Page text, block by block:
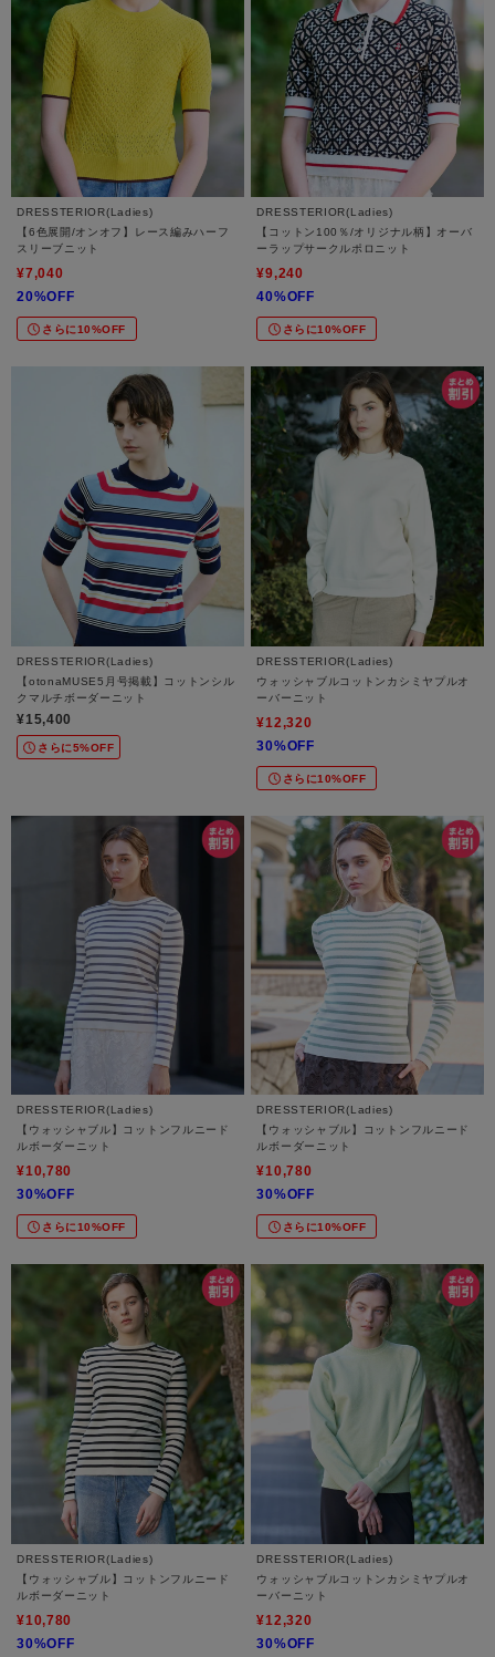
DRESSTERIOR(Ladies)
【6色展開/オンオフ】レース編みハーフ
スリーブニット
¥7,040
20%OFF
さらに10%OFF
DRESSTERIOR(Ladies)
【コットン100％/オリジナル柄】オーバ
ーラップサークルポロニット
¥9,240
40%OFF
さらに10%OFF
DRESSTERIOR(Ladies)
【otonaMUSE5月号掲載】コットンシル
クマルチボーダーニット
¥15,400
さらに5%OFF
DRESSTERIOR(Ladies)
ウォッシャブルコットンカシミヤプルオ
ーバーニット
¥12,320
30%OFF
さらに10%OFF
DRESSTERIOR(Ladies)
【ウォッシャブル】コットンフルニード
ルボーダーニット
¥10,780
30%OFF
さらに10%OFF
DRESSTERIOR(Ladies)
【ウォッシャブル】コットンフルニード
ルボーダーニット
¥10,780
30%OFF
さらに10%OFF
DRESSTERIOR(Ladies)
【ウォッシャブル】コットンフルニード
ルボーダーニット
¥10,780
30%OFF
DRESSTERIOR(Ladies)
ウォッシャブルコットンカシミヤプルオ
ーバーニット
¥12,320
30%OFF